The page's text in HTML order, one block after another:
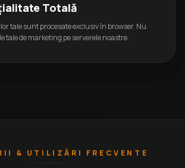
Totală
tale sunt procesate exclusiv în browser. Nu
tale de marketing pe serverele noastre.
& UTILIZĂRI FRECVENTE